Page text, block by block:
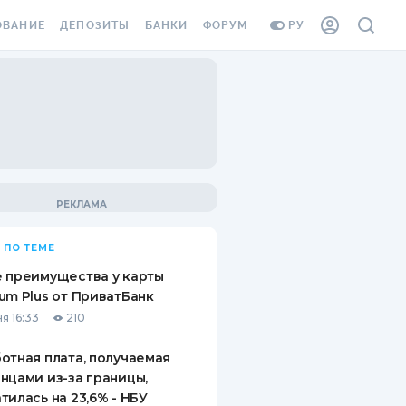
РУ
ВИНЬЕТКА
СОТРУДНИКОВ
ОТ
СЛУЧАЕВ
ДЕПОЗИТЫ
ВОПРОСЫ И ОТВЕТЫ
ПУТЕВОДИТЕЛИ ПО
БАНКИ ФОРУМ
ПО ТЕМЕ
преимущества у карты
Plus от ПриватБанк
16:33 210
плата, получаемая
из-за границы,
на 23,6% - НБУ